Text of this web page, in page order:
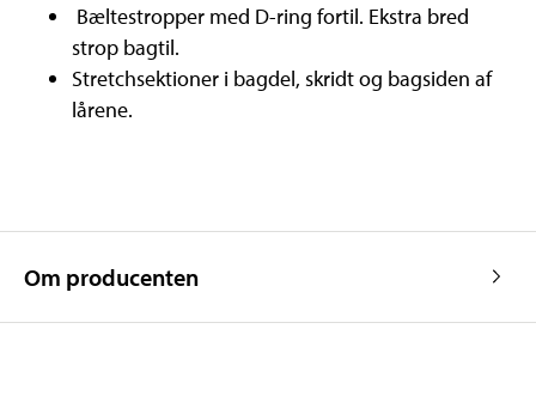
Bæltestropper med D-ring fortil. Ekstra bred
strop bagtil.
Stretchsektioner i bagdel, skridt og bagsiden af
lårene.
Om producenten